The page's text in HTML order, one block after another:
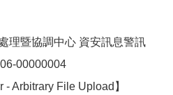
理暨協調中心 資安訊息警訊
00000004
- Arbitrary File Upload】